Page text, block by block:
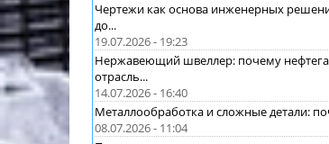
Чертежи как основа инженерных
до...
19.07.2026 - 19:23
Нержавеющий швеллер: почему
отрасль...
14.07.2026 - 16:40
Металлообработка и сложные детали:
08.07.2026 - 11:04